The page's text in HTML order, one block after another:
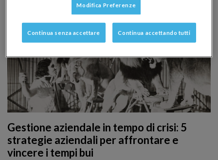
Gestione aziendale in tempo di crisi: 5
strategie aziendali per affrontare e
vincere i tempi bui
Modifica Preferenze
Continua senza accettare Continua accettando tutti